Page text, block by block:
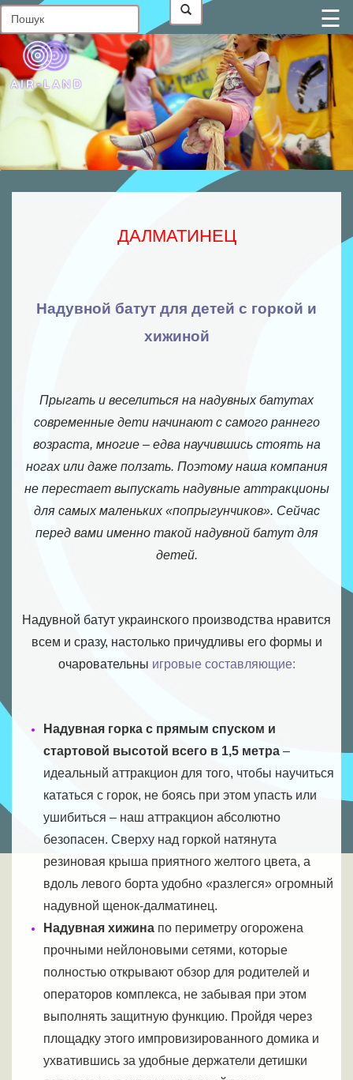
☰
ДАЛМАТИНЕЦ
Надувной батут для детей с горкой и
хижиной
Прыгать и веселиться на надувных батутах
современные дети начинают с самого раннего
возраста, многие – едва научившись стоять на
ногах или даже ползать. Поэтому наша компания
не перестает выпускать надувные аттракционы
для самых маленьких «попрыгунчиков». Сейчас
перед вами именно такой надувной батут для
детей.
Надувной батут украинского производства нравится
всем и сразу, настолько причудливы его формы и
очаровательны игровые составляющие:
Надувная горка с прямым спуском и
стартовой высотой всего в 1,5 метра –
идеальный аттракцион для того, чтобы научиться
кататься с горок, не боясь при этом упасть или
ушибиться – наш аттракцион абсолютно
безопасен. Сверху над горкой натянута
резиновая крыша приятного желтого цвета, а
вдоль левого борта удобно «разлегся» огромный
надувной щенок-далматинец.
Надувная хижина по периметру огорожена
прочными нейлоновыми сетями, которые
полностью открывают обзор для родителей и
операторов комплекса, не забывая при этом
выполнять защитную функцию. Пройдя через
площадку этого импровизированного домика и
ухватившись за удобные держатели детишки
Головна
Контакти
Про
нас
Статті
наявності
Фото
від
розробки
Ігрові
атракціони
Аероподушки
Повітряні
насоси